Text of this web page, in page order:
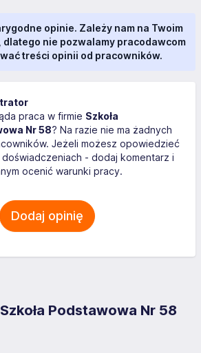
opinie. Zależy nam na Twoim
dlatego nie pozwalamy pracodawcom
treści opinii od pracowników.
praca w firmie Szkoła
Nr 58? Na razie nie ma żadnych
Jeżeli możesz opowiedzieć
- dodaj komentarz i
ocenić warunki pracy.
Dodaj opinię
Podstawowa Nr 58